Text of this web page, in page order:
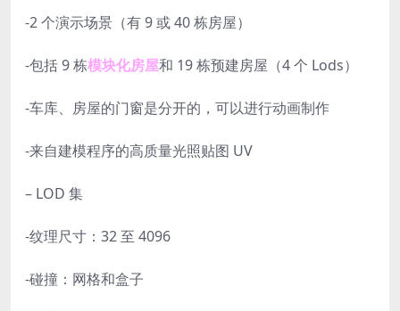
-2 个演示场景（有 9 或 40 栋房屋）
-包括 9 栋模块化房屋和 19 栋预建房屋（4 个 Lods）
-车库、房屋的门窗是分开的，可以进行动画制作
-来自建模程序的高质量光照贴图 UV
– LOD 集
-纹理尺寸：32 至 4096
-碰撞：网格和盒子